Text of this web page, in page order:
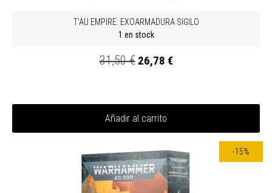
T'AU EMPIRE: EXOARMADURA SIGILO
1 en stock
31,50 € 26,78 €
Añadir al carrito
-15%